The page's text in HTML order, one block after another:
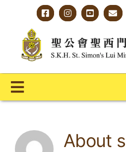
content
Toggle
學校概覽About